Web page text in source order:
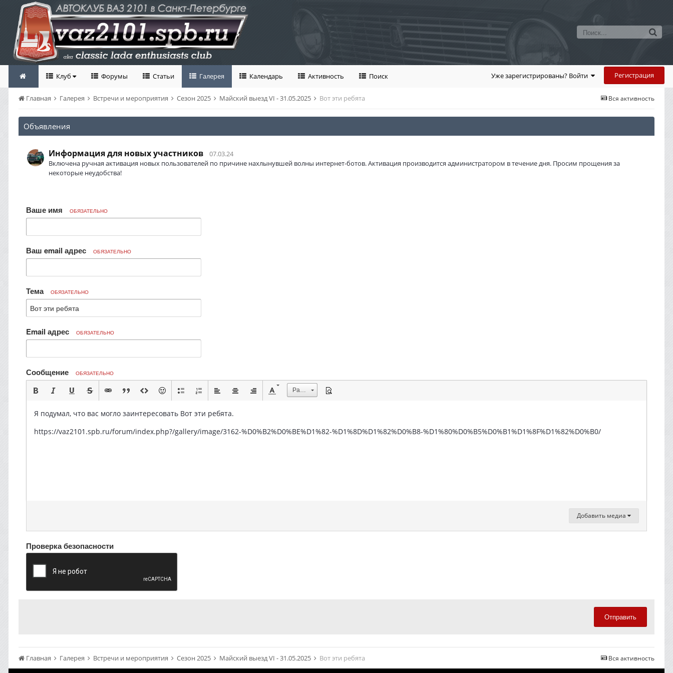
Уже зарегистрированы? Войти Регистрация
Клуб Форумы Статьи Галерея Календарь Активность Поиск
Вся активность
Главная Галерея Встречи и мероприятия Сезон 2025 Майский выезд VI - 31.05.2025 Вот эти ребята
Объявления
Информация для новых участников
07.03.24
Включена ручная активация новых пользователей по причине нахлынувшей волны интернет-ботов. Активация производится администратором в течение дня. Просим прощения за
некоторые неудобства!
Ваше имя ОБЯЗАТЕЛЬНО
Ваш email адрес ОБЯЗАТЕЛЬНО
Тема ОБЯЗАТЕЛЬНО
Email адрес ОБЯЗАТЕЛЬНО
Сообщение ОБЯЗАТЕЛЬНО
Размер
Я подумал, что вас могло заинтересовать Вот эти ребята.
https://vaz2101.spb.ru/forum/index.php?/gallery/image/3162-%D0%B2%D0%BE%D1%82-%D1%8D%D1%82%D0%B8-%D1%80%D0%B5%D0%B1%D1%8F%D1%82%D0%B0/
Добавить медиа
Проверка безопасности
Отправить
Вся активность
Главная Галерея Встречи и мероприятия Сезон 2025 Майский выезд VI - 31.05.2025 Вот эти ребята